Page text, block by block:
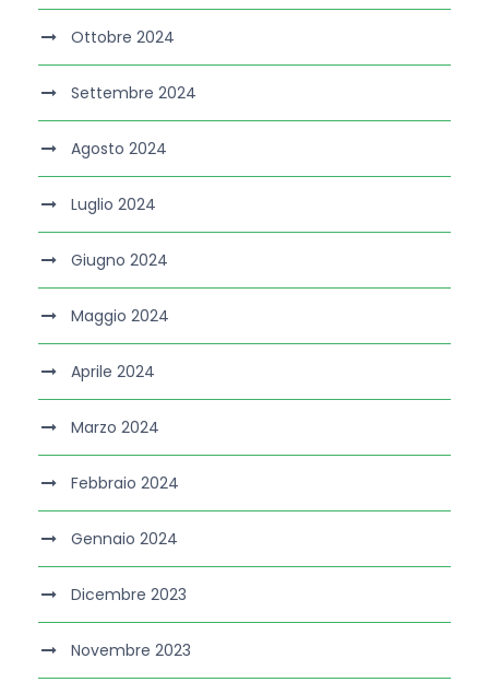
Ottobre 2024
Settembre 2024
Agosto 2024
Luglio 2024
Giugno 2024
Maggio 2024
Aprile 2024
Marzo 2024
Febbraio 2024
Gennaio 2024
Dicembre 2023
Novembre 2023